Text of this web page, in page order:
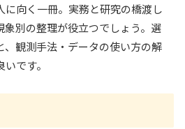
に向く一冊。実務と研究の橋渡し
象別の整理が役立つでしょう。選
、観測手法・データの使い方の解
です。